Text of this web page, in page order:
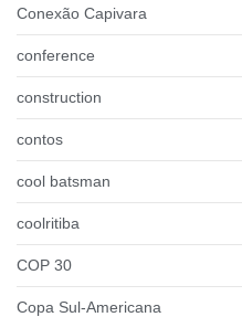
Conexão Capivara
conference
construction
contos
cool batsman
coolritiba
COP 30
Copa Sul-Americana